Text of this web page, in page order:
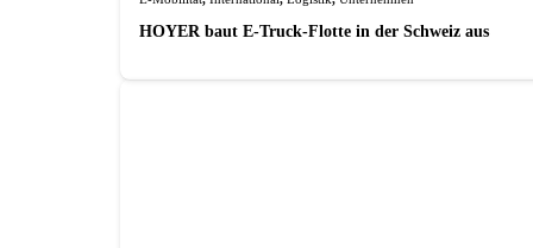
HOYER baut E-Truck-Flotte in der Schweiz aus